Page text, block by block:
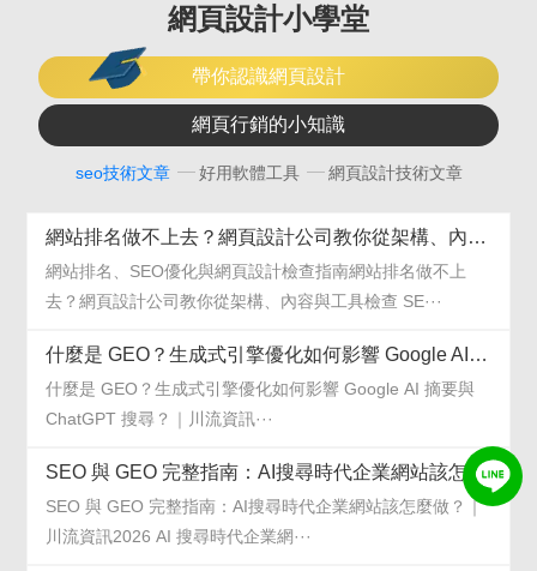
網頁設計小學堂
帶你認識網頁設計
網頁行銷的小知識
seo技術文章 好用軟體工具 網頁設計技術文章
網站排名做不上去？網頁設計公司教你從架構、內容與工具檢查 SEO 成效
網站排名、SEO優化與網頁設計檢查指南網站排名做不上
去？網頁設計公司教你從架構、內容與工具檢查 SE···
什麼是 GEO？生成式引擎優化如何影響 Google AI 摘要與 ChatGPT 搜尋？
什麼是 GEO？生成式引擎優化如何影響 Google AI 摘要與
ChatGPT 搜尋？｜川流資訊···
SEO 與 GEO 完整指南：AI搜尋時代企業網站該怎麼做？
SEO 與 GEO 完整指南：AI搜尋時代企業網站該怎麼做？｜
川流資訊2026 AI 搜尋時代企業網···